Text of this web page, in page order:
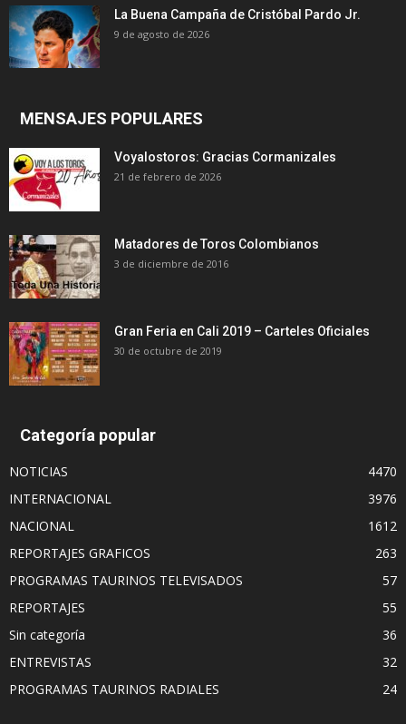
La Buena Campaña de Cristóbal Pardo Jr.
9 de agosto de 2026
MENSAJES POPULARES
Voyalostoros: Gracias Cormanizales
21 de febrero de 2026
Matadores de Toros Colombianos
3 de diciembre de 2016
Gran Feria en Cali 2019 – Carteles Oficiales
30 de octubre de 2019
Categoría popular
NOTICIAS
4470
INTERNACIONAL
3976
NACIONAL
1612
REPORTAJES GRAFICOS
263
PROGRAMAS TAURINOS TELEVISADOS
57
REPORTAJES
55
Sin categoría
36
ENTREVISTAS
32
PROGRAMAS TAURINOS RADIALES
24